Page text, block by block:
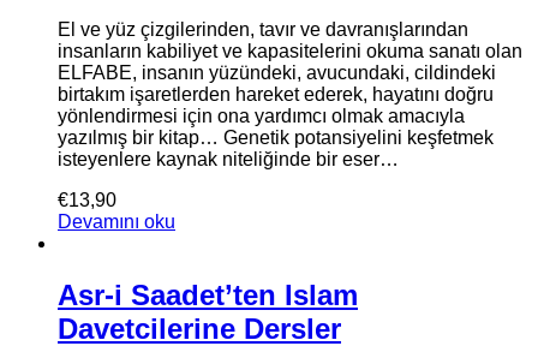
El ve yüz çizgilerinden, tavır ve davranışlarından
insanların kabiliyet ve kapasitelerini okuma sanatı olan
ELFABE, insanın yüzündeki, avucundaki, cildindeki
birtakım işaretlerden hareket ederek, hayatını doğru
yönlendirmesi için ona yardımcı olmak amacıyla
yazılmış bir kitap… Genetik potansiyelini keşfetmek
isteyenlere kaynak niteliğinde bir eser…
€13,90
Devamını oku
Asr-i Saadet’ten Islam
Davetcilerine Dersler